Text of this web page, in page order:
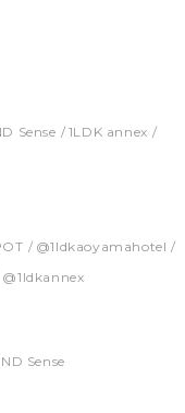
Sense
1LDK annex
@1ldkaoyamahotel
@1ldkannex
Sense